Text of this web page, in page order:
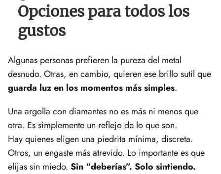
Opciones para todos los
gustos
Algunas personas prefieren la pureza del metal
desnudo. Otras, en cambio, quieren ese brillo sutil que
guarda luz en los momentos más simples.
Una argolla con diamantes no es más ni menos que
otra. Es simplemente un reflejo de lo que son.
Hay quienes eligen una piedrita mínima, discreta.
Otros, un engaste más atrevido. Lo importante es que
elijas sin miedo. Sin “deberías”. Solo sintiendo.